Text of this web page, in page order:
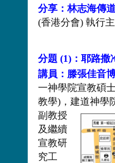
分享：林志海傳
(香港分會) 執行
分題 (1)：耶路撒
講員：滕張佳音
一神學院宣教碩
教學)， 建道神學
副教授
及繼續
宣教研
究工